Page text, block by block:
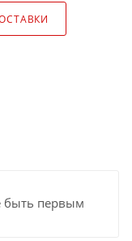
быть первым